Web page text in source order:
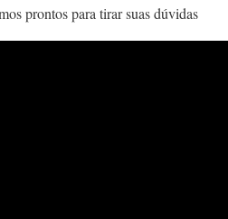
prontos para tirar suas dúvidas